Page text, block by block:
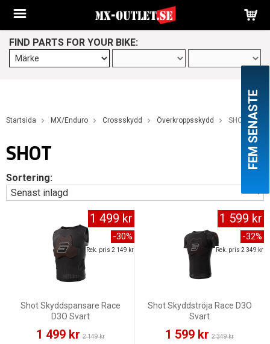
FIND PARTS FOR YOUR BIKE:
Startsida MX/Enduro Crossskydd Överkroppsskydd SHOT
SHOT
Sortering:
Shot Skyddspansare Race
D3O Svart
1 499 kr 2 149 kr
1 499 kr
-30%
Rek. pris 2 149 kr
Shot Skyddströja Race D3O
Svart
1 599 kr 2 349 kr
1 599 kr
-32%
Rek. pris 2 349 kr
FEM SENASTE